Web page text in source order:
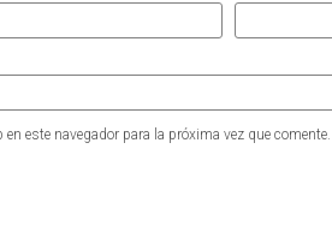
este navegador para la próxima vez que comente.